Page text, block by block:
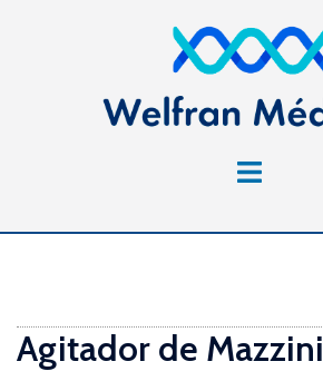
Alternar
Agitador de Mazzini